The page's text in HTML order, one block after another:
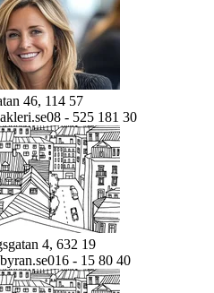
46, 114 57
08 - 525 181 30
4, 632 19
016 - 15 80 40